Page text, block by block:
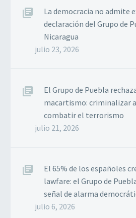
La democracia no admite
declaración del Grupo de
Nicaragua
julio 23, 2026
El Grupo de Puebla
macartismo: criminalizar
combatir el terrorismo
julio 21, 2026
El 65% de los españoles
lawfare: el Grupo de
señal de alarma
julio 6, 2026